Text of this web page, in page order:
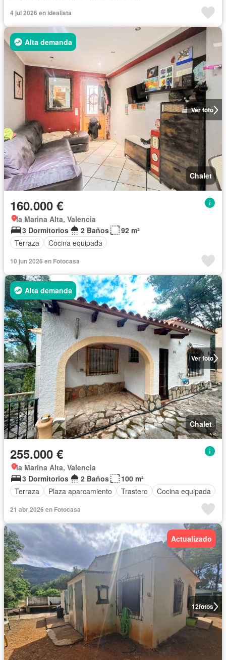
4 jul 2026 en idealista
Ver foto
Alta demanda
Chalet
160.000 €
la Marina Alta, Valencia
3 Dormitorios
2 Baños
92 m²
Terraza
Cocina equipada
10 jun 2026 en Fotocasa
Ver foto
Alta demanda
Chalet
255.000 €
la Marina Alta, Valencia
3 Dormitorios
2 Baños
100 m²
Terraza
Plaza aparcamiento Trastero Cocina equipada
21 abr 2026 en Fotocasa
12fotos
Actualizado